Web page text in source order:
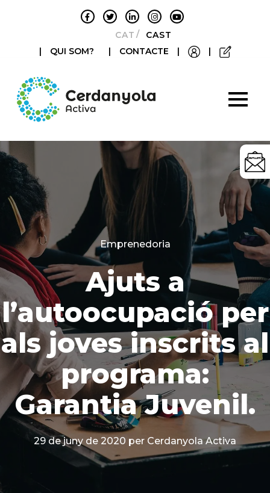
CATALÀCASTELLANO
|
QUI SOM? | CONTACTE | |
Categories
Emprenedoria
Ajuts a
l’autoocupació per
als joves inscrits al
programa:
Garantia Juvenil.
29 de juny de 2020 per Cerdanyola Activa